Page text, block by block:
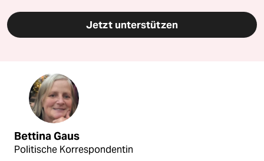
Jetzt unterstützen
Bettina Gaus
Politische Korrespondentin